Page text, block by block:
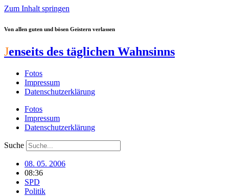
Zum Inhalt springen
Von allen guten und bösen Geistern verlassen
Jenseits des täglichen Wahnsinns
Fotos
Impressum
Datenschutzerklärung
Fotos
Impressum
Datenschutzerklärung
Suche
08. 05. 2006
08:36
SPD
Politik